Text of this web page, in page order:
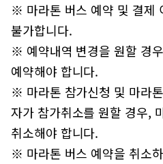
※ 마라톤 버스 예약 및 결제
불가합니다.
※ 예약내역 변경을 원할 경
예약해야 합니다.
※ 마라톤 참가신청 및 마라
자가 참가취소를 원할 경우,
취소해야 합니다.
※ 마라톤 버스 예약을 취소